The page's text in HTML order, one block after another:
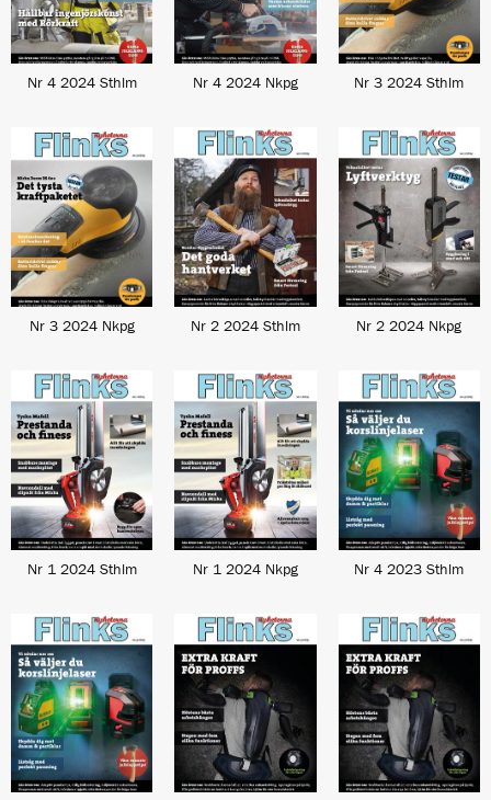
Nr 4 2024 Sthlm Nr 4 2024 Nkpg Nr 3 2024 Sthlm
Nr 3 2024 Nkpg Nr 2 2024 Sthlm Nr 2 2024 Nkpg
Nr 1 2024 Sthlm Nr 1 2024 Nkpg Nr 4 2023 Sthlm